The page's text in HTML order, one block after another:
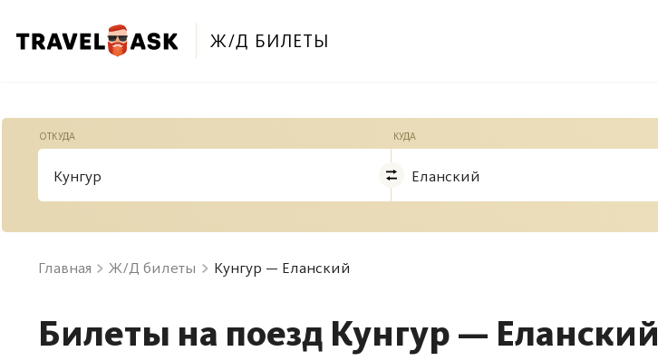
ОТКУДА КУДА
Главная Ж/Д билеты Кунгур — Еланский
Билеты на поезд Кунгур — Еланский
Ж/Д БИЛЕТЫ